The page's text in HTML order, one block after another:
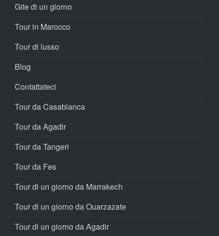
Gite di un giorno
Tour in Marocco
Tour di lusso
Blog
Contattateci
Tour da Casablanca
Tour da Agadir
Tour da Tangeri
Tour da Fes
Tour di un giorno da Marrakech
Tour di un giorno da Ouarzazate
Tour di un giorno da Agadir